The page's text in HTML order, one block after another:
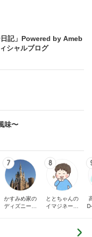
日記」Powered by Ameb
シャルブログ
味〜
7
かすみめ家の
ディズニー大
8
ととちゃんの
イマジネーシ